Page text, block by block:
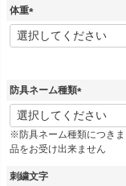
須
体重
(
必
防具ネーム種類
(
必
須
)
※防具ネーム種類につき
品をお受け出来ません
刺繍文字